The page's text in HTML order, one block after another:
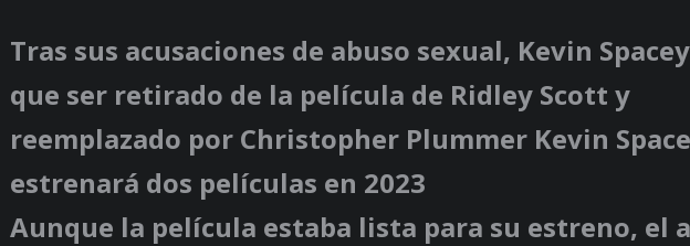
Tras sus acusaciones de abuso sexual, Kevin
que ser retirado de la película de Ridley Scott y
reemplazado por Christopher Plummer Kevin
estrenará dos películas en 2023
Aunque la película estaba lista para su estreno, el